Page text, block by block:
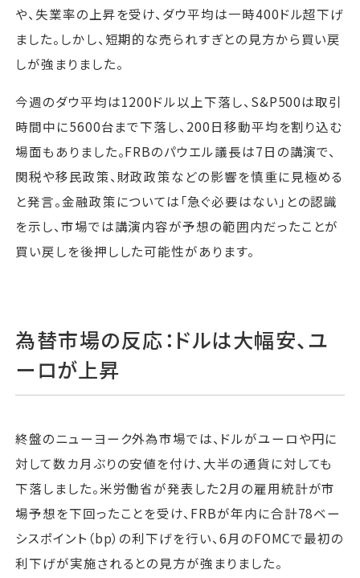
や、失業率の上昇を受け、ダウ平均は一時400ドル超下げ
ました。しかし、短期的な売られすぎとの見方から買い戻
しが強まりました。
今週のダウ平均は1200ドル以上下落し、S&P500は取引
時間中に5600台まで下落し、200日移動平均を割り込む
場面もありました。FRBのパウエル議長は7日の講演で、
関税や移民政策、財政政策などの影響を慎重に見極める
と発言。金融政策については「急ぐ必要はない」との認識
を示し、市場では講演内容が予想の範囲内だったことが
買い戻しを後押しした可能性があります。
為替市場の反応：ドルは大幅安、ユ
ーロが上昇
終盤のニューヨーク外為市場では、ドルがユーロや円に
対して数カ月ぶりの安値を付け、大半の通貨に対しても
下落しました。米労働省が発表した2月の雇用統計が市
場予想を下回ったことを受け、FRBが年内に合計78ベー
シスポイント（bp）の利下げを行い、6月のFOMCで最初の
利下げが実施されるとの見方が強まりました。